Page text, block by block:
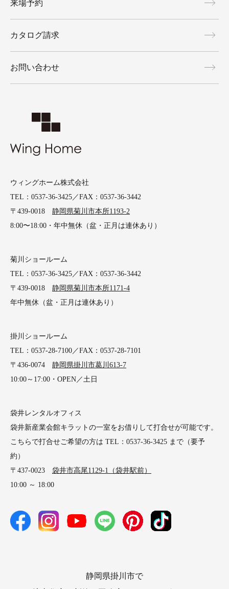
ウィングホーム株式会社
TEL：0537-36-3425／FAX：0537-36-3442
〒439-0018 静岡県菊川市本所1193-2
8:00〜18:00・年中無休（盆・正月は連休あり）
菊川ショールーム
TEL：0537-36-3425／FAX：0537-36-3442
〒439-0018 静岡県菊川市本所1171-4
年中無休（盆・正月は連休あり）
掛川ショールーム
TEL：0537-28-7100／FAX：0537-28-7101
〒436-0074 静岡県掛川市葛川613-7
10:00～17:00・OPEN／土日
袋井レンタルオフィス
袋井新産業会館キラットの一室をお借りして打合せが可能です。
こちらで打合せご希望の方は TEL：0537-36-3425 まで（要予
約）
〒437-0023 袋井市高尾1129-1（袋井駅前）
10:00 ～ 18:00
来場予約
カタログ請求
お問い合わせ
静岡県掛川市で